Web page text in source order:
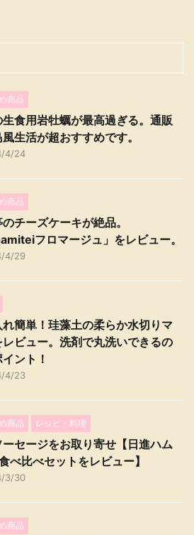
商品
食用岩牡蠣が最高過ぎる。通販
生活が超おすすめです。
4/24
商品
のチーズケーキが絶品。
フロマージュ」をレビュー。
4/29
れ簡単！珪藻土の柔らか水切りマ
レビュー。洗剤で丸洗いできるの
ント！
4/23
商品 レシピ・料理
セージをお取り寄せ【日進ハム
べ比べセットをレビュー】
3/30
商品